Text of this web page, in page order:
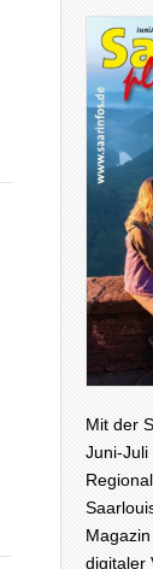
Mit der
Juni-
digitaler